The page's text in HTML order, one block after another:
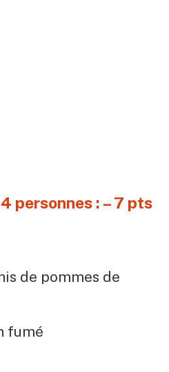
personnes : – 7 pts
de pommes de
fumé